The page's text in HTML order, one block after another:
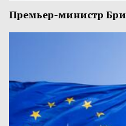
Премьер-министр